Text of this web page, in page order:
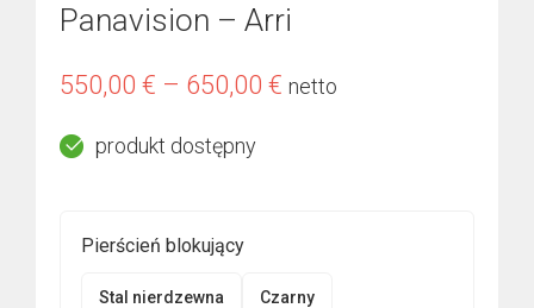
Panavision – Arri
550,00 € – 650,00 € Zakres
netto
produkt dostępny
Pierścień blokujący
Stal nierdzewna Czarny